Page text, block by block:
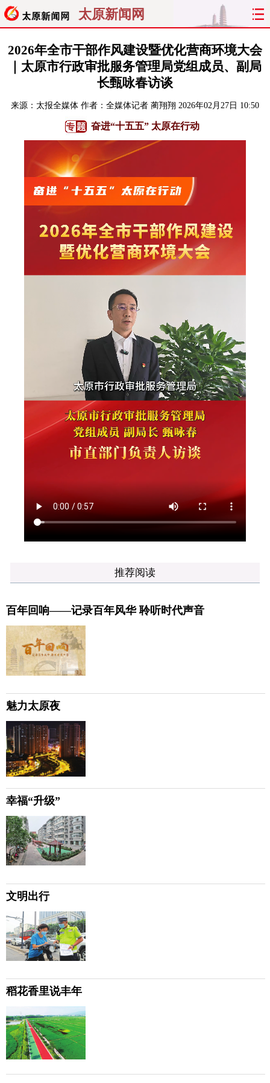
太原新闻网
首页 聚焦 太原 山西
经济 关注 文明 出行
纵横 曝光 综合 专题
看天下 晋月读
太原日报 太原晚报 热评
2026年全市干部作风建设暨优化营商环境大会
｜太原市行政审批服务管理局党组成员、副局
长甄咏春访谈
来源： 太报全媒体 作者：全媒体记者 蔺翔翔 2026年02月27日 10:50
奋进“十五五” 太原在行动
推荐阅读
百年回响——记录百年风华 聆听时代声音
魅力太原夜
幸福“升级”
文明出行
稻花香里说丰年